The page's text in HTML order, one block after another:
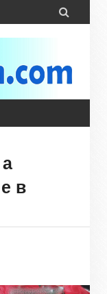

в